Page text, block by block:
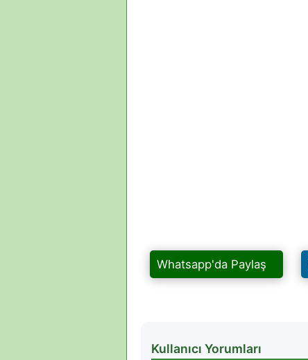
Whatsapp'da Paylaş
Kullanıcı Yorumları